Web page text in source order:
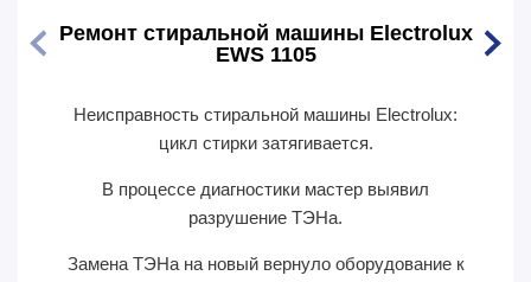
Ремонт стиральной машины Electrolux
EWS 1105
Неисправность стиральной машины Electrolux:
цикл стирки затягивается.
В процессе диагностики мастер выявил
разрушение ТЭНа.
Замена ТЭНа на новый вернуло оборудование к